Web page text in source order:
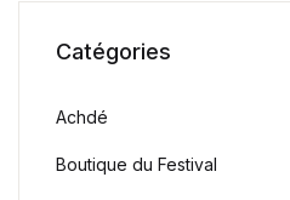
Catégories
Achdé
Boutique du Festival